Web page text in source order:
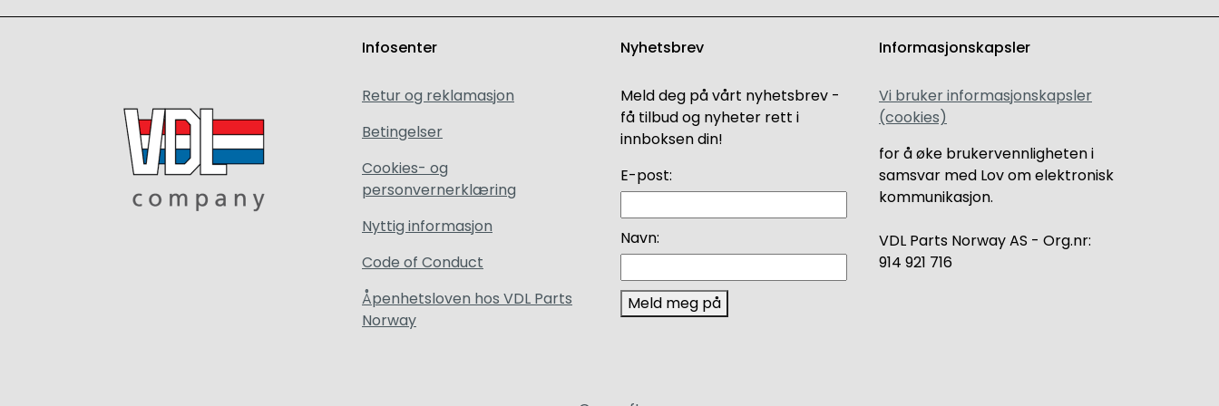
Infosenter
Retur og reklamasjon
Betingelser
Cookies- og
personvernerklæring
Nyttig informasjon
Code of Conduct
Åpenhetsloven hos VDL Parts
Norway
Nyhetsbrev
Meld deg på vårt nyhetsbrev -
få tilbud og nyheter rett i
innboksen din!
E-post:
Navn:
Meld meg på
Informasjonskapsler
Vi bruker informasjonskapsler
(cookies)
for å øke brukervennligheten i
samsvar med Lov om elektronisk
kommunikasjon.
VDL Parts Norway AS - Org.nr:
914 921 716